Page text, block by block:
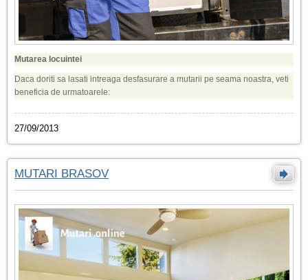
Mutarea locuintei
Daca doriti sa lasati intreaga desfasurare a mutarii pe seama noastra, veti
beneficia de urmatoarele:
27/09/2013
MUTARI BRASOV